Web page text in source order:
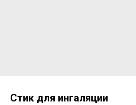
Стик для ингаляции